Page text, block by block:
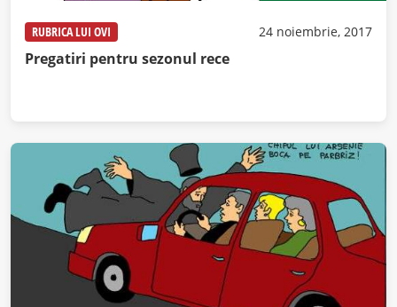
RUBRICA LUI OVI 24 noiembrie, 2017
Pregatiri pentru sezonul rece